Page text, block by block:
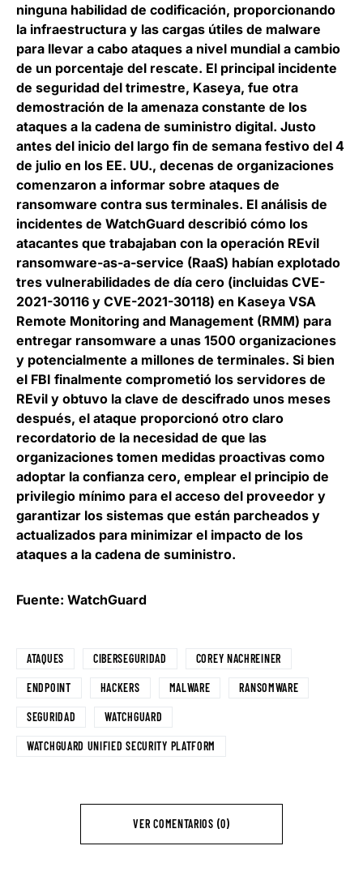
ninguna habilidad de codificación, proporcionando
la infraestructura y las cargas útiles de malware
para llevar a cabo ataques a nivel mundial a cambio
de un porcentaje del rescate. El principal incidente
de seguridad del trimestre, Kaseya, fue otra
demostración de la amenaza constante de los
ataques a la cadena de suministro digital. Justo
antes del inicio del largo fin de semana festivo del 4
de julio en los EE. UU., decenas de organizaciones
comenzaron a informar sobre ataques de
ransomware contra sus terminales. El análisis de
incidentes de WatchGuard describió cómo los
atacantes que trabajaban con la operación REvil
ransomware-as-a-service (RaaS) habían explotado
tres vulnerabilidades de día cero (incluidas CVE-
2021-30116 y CVE-2021-30118) en Kaseya VSA
Remote Monitoring and Management (RMM) para
entregar ransomware a unas 1500 organizaciones
y potencialmente a millones de terminales. Si bien
el FBI finalmente comprometió los servidores de
REvil y obtuvo la clave de descifrado unos meses
después, el ataque proporcionó otro claro
recordatorio de la necesidad de que las
organizaciones tomen medidas proactivas como
adoptar la confianza cero, emplear el principio de
privilegio mínimo para el acceso del proveedor y
garantizar los sistemas que están parcheados y
actualizados para minimizar el impacto de los
ataques a la cadena de suministro.
Fuente: WatchGuard
ATAQUES CIBERSEGURIDAD COREY NACHREINER
ENDPOINT HACKERS MALWARE RANSOMWARE
SEGURIDAD WATCHGUARD
WATCHGUARD UNIFIED SECURITY PLATFORM
VER COMENTARIOS (0)